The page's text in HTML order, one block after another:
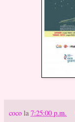
coco la 7:25:00 p.m.